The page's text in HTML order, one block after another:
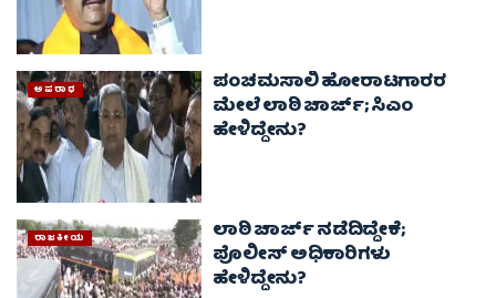
ಅಪರಾಧ ಪಂಚಮಸಾಲಿ ಹೋರಾಟಗಾರರ
ಮೇಲೆ ಲಾಠಿ ಚಾರ್ಜ್; ಸಿಎಂ
ಹೇಳಿದ್ದೇನು?
ರಾಜಕೀಯ ಲಾಠಿ ಚಾರ್ಜ್ ನಡೆದಿದ್ದೇಕೆ;
ಪೊಲೀಸ್ ಅಧಿಕಾರಿಗಳು
ಹೇಳಿದ್ದೇನು?